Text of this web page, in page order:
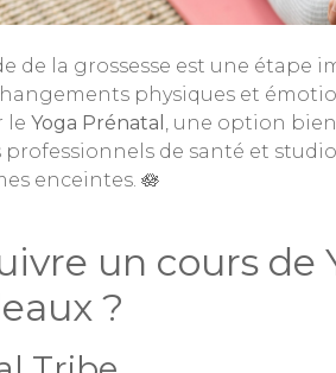
de la grossesse est une étape
physiques et
le Yoga Prénatal , une option
professionnels de santé et
enceintes. 🪷
un cours de
?